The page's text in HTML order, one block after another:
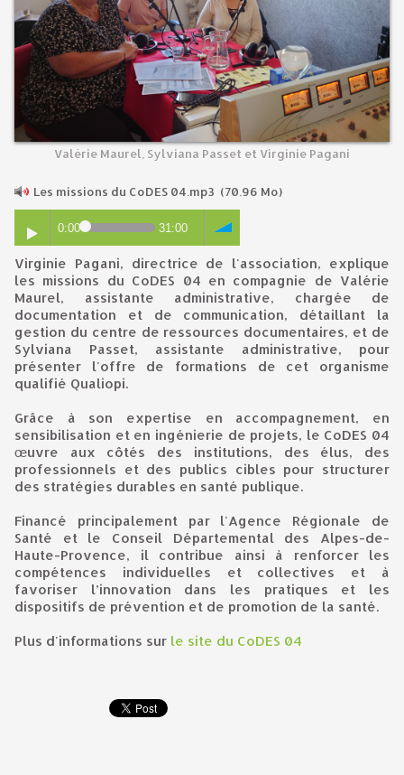
Valérie Maurel, Sylviana Passet et Virginie Pagani
Les missions du CoDES 04.mp3 (70.96 Mo)
0:00 31:00
Virginie Pagani, directrice de l'association, explique
les missions du CoDES 04 en compagnie de Valérie
Maurel, assistante administrative, chargée de
documentation et de communication, détaillant la
gestion du centre de ressources documentaires, et de
Sylviana Passet, assistante administrative, pour
présenter l'offre de formations de cet organisme
qualifié Qualiopi.
Grâce à son expertise en accompagnement, en
sensibilisation et en ingénierie de projets, le CoDES 04
œuvre aux côtés des institutions, des élus, des
professionnels et des publics cibles pour structurer
des stratégies durables en santé publique.
Financé principalement par l'Agence Régionale de
Santé et le Conseil Départemental des Alpes-de-
Haute-Provence, il contribue ainsi à renforcer les
compétences individuelles et collectives et à
favoriser l’innovation dans les pratiques et les
dispositifs de prévention et de promotion de la santé.
Plus d'informations sur le site du CoDES 04